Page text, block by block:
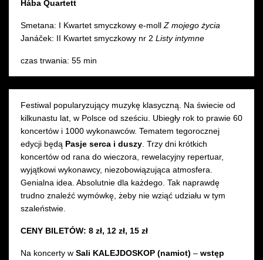
Hába Quartett
Smetana: I Kwartet smyczkowy e-moll Z mojego życia
Janáček: II Kwartet smyczkowy nr 2 Listy intymne
czas trwania: 55 min
Festiwal popularyzujący muzykę klasyczną. Na świecie od
kilkunastu lat, w Polsce od sześciu. Ubiegły rok to prawie 60
koncertów i 1000 wykonawców. Tematem tegorocznej
edycji będą Pasje serca i duszy . Trzy dni krótkich
koncertów od rana do wieczora, rewelacyjny repertuar,
wyjątkowi wykonawcy, niezobowiązująca atmosfera.
Genialna idea. Absolutnie dla każdego. Tak naprawdę
trudno znaleźć wymówkę, żeby nie wziąć udziału w tym
szaleństwie.
CENY BILETÓW: 8 zł, 12 zł, 15 zł
Na koncerty w Sali KALEJDOSKOP (namiot) – wstęp